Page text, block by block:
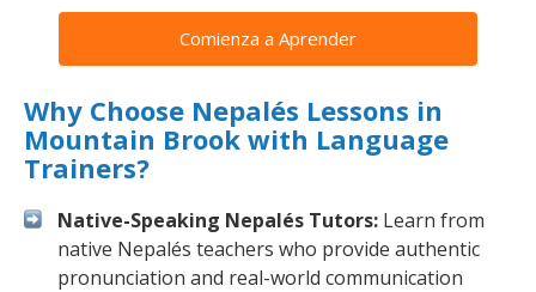
Comienza a Aprender
Why Choose Nepalés Lessons in
Mountain Brook with Language
Trainers?
Native-Speaking Nepalés Tutors: Learn from
native Nepalés teachers who provide authentic
pronunciation and real-world communication